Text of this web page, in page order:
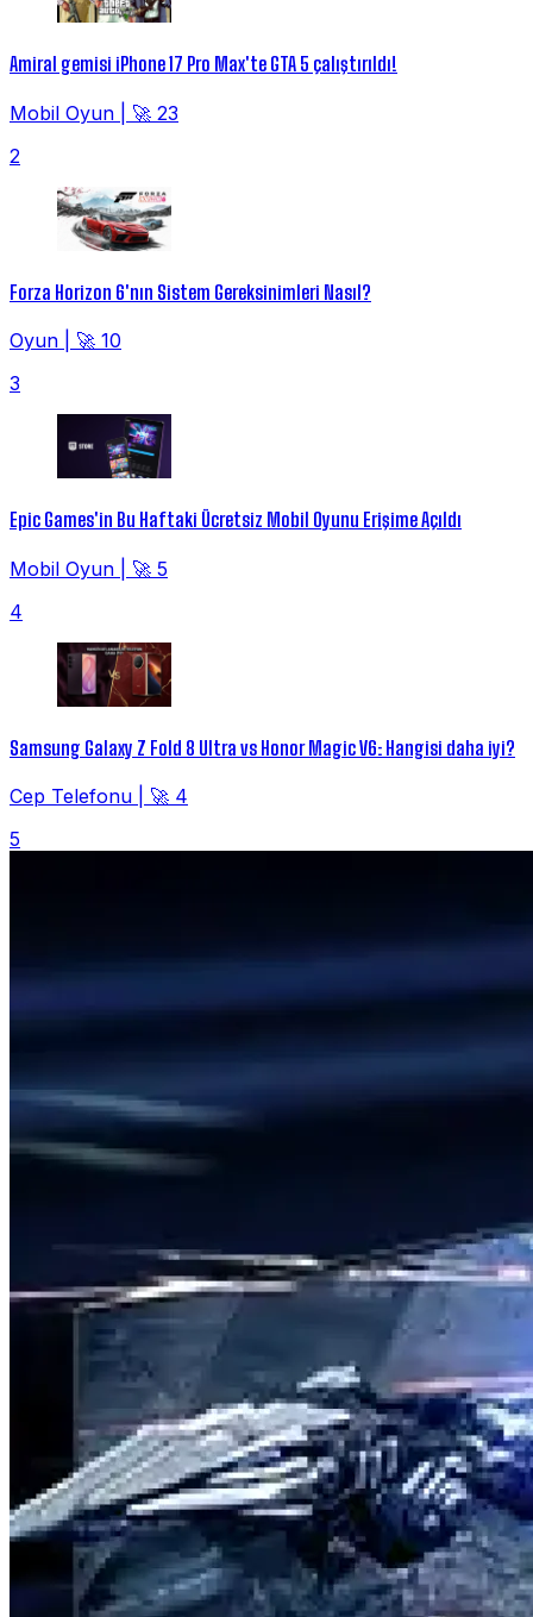
Amiral gemisi iPhone 17 Pro Max'te GTA 5 çalıştırıldı!
Mobil Oyun
🚀 23
2
Forza Horizon 6'nın Sistem Gereksinimleri Nasıl?
Oyun
🚀 10
3
Epic Games'in Bu Haftaki Ücretsiz Mobil Oyunu Erişime Açıldı
Mobil Oyun
🚀 5
4
Samsung Galaxy Z Fold 8 Ultra vs Honor Magic V6: Hangisi daha iyi?
Cep Telefonu
🚀 4
5